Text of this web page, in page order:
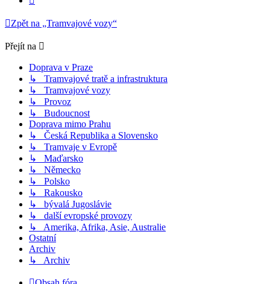
Zpět na „Tramvajové vozy“
Přejít na
Doprava v Praze
↳ Tramvajové tratě a infrastruktura
↳ Tramvajové vozy
↳ Provoz
↳ Budoucnost
Doprava mimo Prahu
↳ Česká Republika a Slovensko
↳ Tramvaje v Evropě
↳ Maďarsko
↳ Německo
↳ Polsko
↳ Rakousko
↳ bývalá Jugoslávie
↳ další evropské provozy
↳ Amerika, Afrika, Asie, Australie
Ostatní
Archiv
↳ Archiv